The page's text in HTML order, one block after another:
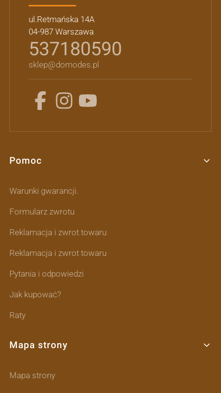
ul.Retmańska 14A
04-987 Warszawa
537180590
sklep@domodes.pl
Linki w stopce
Pomoc
Warunki gwarancji.
Formularz zwrotu
Reklamacja i zwrot towaru
Reklamacja i zwrot towaru
Pytania i odpowiedzi
Jak kupować?
Raty
Mapa strony
Mapa strony